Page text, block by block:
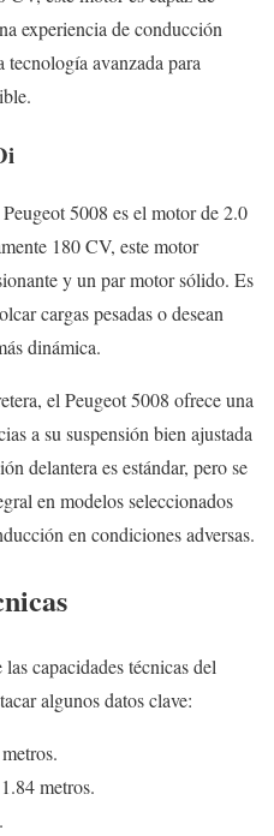
experiencia de conducción
avanzada para
5008 es el motor de 2.0
180 CV, este motor
y un par motor sólido. Es
cargas pesadas o desean
dinámica.
el Peugeot 5008 ofrece una
a su suspensión bien ajustada
delantera es estándar, pero se
en modelos seleccionados
en condiciones adversas.
capacidades técnicas del
algunos datos clave:
metros.